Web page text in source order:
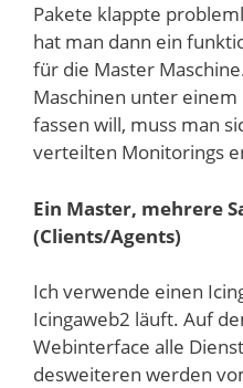
Pakete klappte
hat man dann ein
für die Master
Maschinen unter
fassen will, muss man
verteilten Monitorings
Ein Master, mehrere
(Clients/Agents)
Ich verwende einen
Icingaweb2 läuft. Auf
Webinterface alle
desweiteren werden